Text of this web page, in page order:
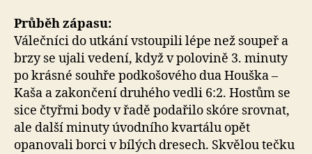
Průběh zápasu:
Válečníci do utkání vstoupili lépe než soupeř a
brzy se ujali vedení, když v polovině 3. minuty
po krásné souhře podkošového dua Houška –
Kaša a zakončení druhého vedli 6:2. Hostům se
sice čtyřmi body v řadě podařilo skóre srovnat,
ale další minuty úvodního kvartálu opět
opanovali borci v bílých dresech. Skvělou tečku